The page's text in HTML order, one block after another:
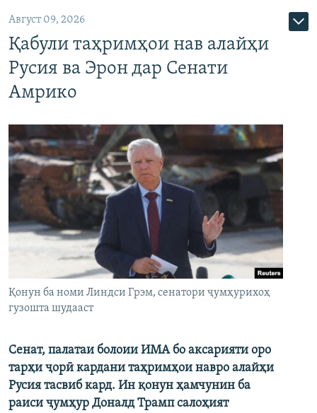
Август 09, 2026
Қабули таҳримҳои нав алайҳи
Русия ва Эрон дар Сенати
Амрико
Қонун ба номи Линдси Грэм, сенатори ҷумҳурихоҳ
гузошта шудааст
Сенат, палатаи болоии ИМА бо аксарияти оро
тарҳи ҷорӣ кардани таҳримҳои навро алайҳи
Русия тасвиб кард. Ин қонун ҳамчунин ба
раиси ҷумҳур Доналд Трамп салоҳият